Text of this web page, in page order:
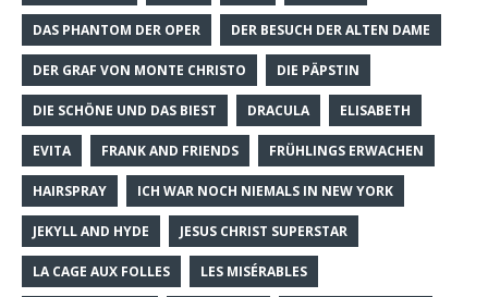
DAS PHANTOM DER OPER DER BESUCH DER ALTEN DAME
DER GRAF VON MONTE CHRISTO DIE PÄPSTIN
DIE SCHÖNE UND DAS BIEST DRACULA ELISABETH
EVITA FRANK AND FRIENDS FRÜHLINGS ERWACHEN
HAIRSPRAY ICH WAR NOCH NIEMALS IN NEW YORK
JEKYLL AND HYDE JESUS CHRIST SUPERSTAR
LA CAGE AUX FOLLES LES MISÉRABLES